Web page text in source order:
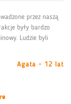
przez naszą
były bardzo
Ludzie byli
Agata - 12 lat